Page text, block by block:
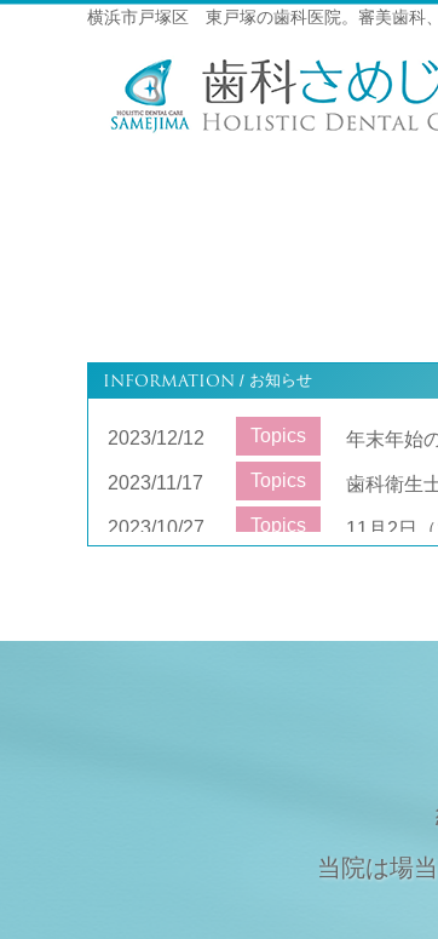
横浜市戸塚区 東戸塚の歯科医院。審美歯科
INFORMATION / お知らせ
2023/12/12 Topics 年末年始
2023/11/17 Topics 歯科衛生
2023/10/27 Topics 11月2日
当院は場